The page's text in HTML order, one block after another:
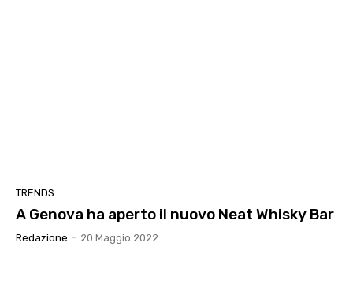
TRENDS
A Genova ha aperto il nuovo Neat Whisky Bar
Redazione - 20 Maggio 2022